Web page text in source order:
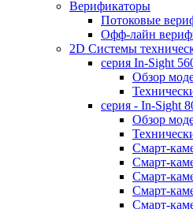
Верификаторы
Потоковые
Офф-лайн
2D Системы
серия In-Sight
Обзор
серия - In-Sight
Обзор
Смарт-
Смарт-
Смарт-
Cмарт-
Cмарт-